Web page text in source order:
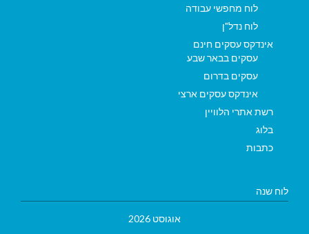
לוח מחפשי עבודה
לוח נדל"ן
אינדקס עסקים חינם
עסקים בבאר שבע
עסקים בדרום
אינדקס עסקים ארצי
רשת אתרי הלוויין
בלוג
כתבות
לוח שנה
אוגוסט 2026